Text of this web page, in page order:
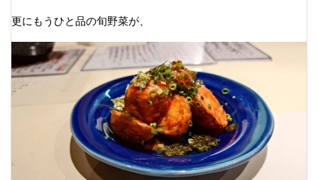
更にもうひと品の旬野菜が、